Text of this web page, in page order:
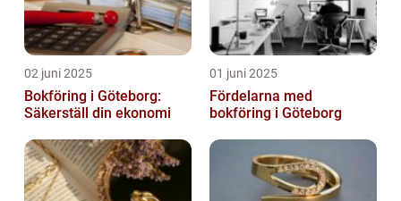
02 juni 2025
Bokföring i Göteborg:
Säkerställ din ekonomi
01 juni 2025
Fördelarna med
bokföring i Göteborg